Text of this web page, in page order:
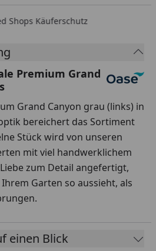
Shops Käuferschutz
Premium Grand
Grand Canyon grau (links) in
bereichert das Sortiment
Stück wird von unseren
mit viel handwerklichem
zum Detail angefertigt,
Garten so aussieht, als
einen Blick